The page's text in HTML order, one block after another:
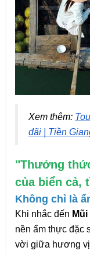
Xem thêm:
đãi | Tiền
"Thưởng
của biển cả,
Không chỉ là
Khi nhắc đến
nền ẩm thực đặc
vời giữa hương vị